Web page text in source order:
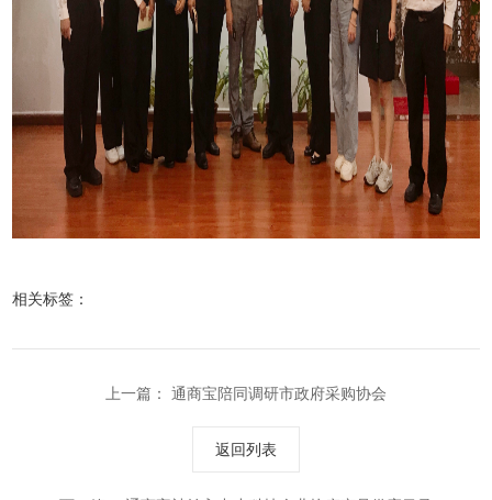
相关标签：
上一篇： 通商宝陪同调研市政府采购协会
返回列表